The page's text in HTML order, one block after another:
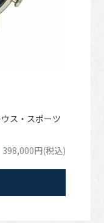
ス・スポーツ
398,000円(税込)